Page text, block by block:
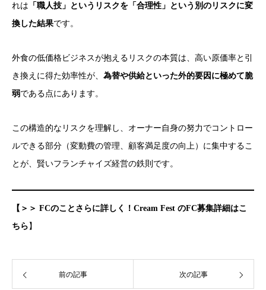
れは 「職人技」というリスクを「合理性」という別のリスクに変
換した結果です。
外食の低価格ビジネスが抱えるリスクの本質は、高い原価率と引
き換えに得た効率性が、 為替や供給といった外的要因に極めて脆
弱である点にあります。
この構造的なリスクを理解し、オーナー自身の努力でコントロー
ルできる部分（変動費の管理、顧客満足度の向上）に集中するこ
とが、賢いフランチャイズ経営の鉄則です。
【＞＞ FCのことさらに詳しく！Cream Fest のFC募集詳細はこ
ちら 】
前の記事 次の記事